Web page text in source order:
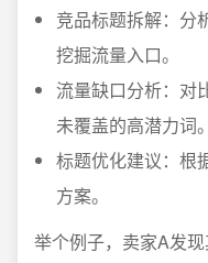
竞品标题拆解：分
挖掘流量入口。
流量缺口分析：对
未覆盖的高潜力词。
标题优化建议：根
方案。
举个例子，卖家A发